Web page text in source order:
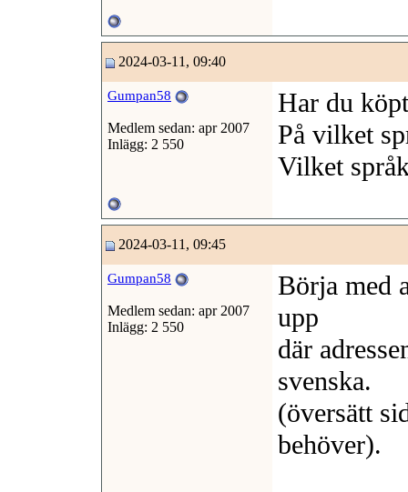
2024-03-11, 09:40
Gumpan58
Medlem sedan: apr 2007
Inlägg: 2 550
Har du
På vilket
Vilket
2024-03-11, 09:45
Gumpan58
Medlem sedan: apr 2007
Inlägg: 2 550
Börja med
upp
där
svenska.
(översätt
behöver).